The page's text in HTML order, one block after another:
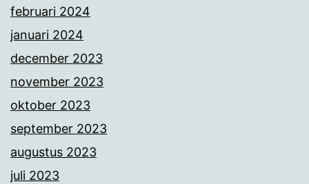
februari 2024
januari 2024
december 2023
november 2023
oktober 2023
september 2023
augustus 2023
juli 2023